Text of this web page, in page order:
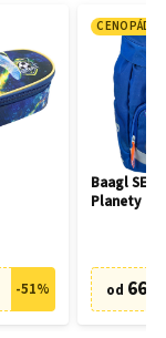
-51%
CENOPÁD
Baagl SET
Planety
od